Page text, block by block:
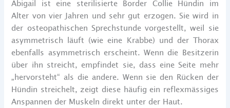
Abigail ist eine sterilisierte Border Collie Hündin im
Alter von vier Jahren und sehr gut erzogen. Sie wird in
der osteopathischen Sprechstunde vorgestellt, weil sie
asymmetrisch läuft (wie eine Krabbe) und der Thorax
ebenfalls asymmetrisch erscheint. Wenn die Besitzerin
über ihn streicht, empfindet sie, dass eine Seite mehr
„hervorsteht“ als die andere. Wenn sie den Rücken der
Hündin streichelt, zeigt diese häufig ein reflexmässiges
Anspannen der Muskeln direkt unter der Haut.